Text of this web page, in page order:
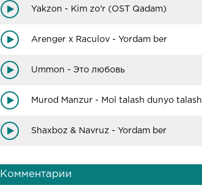
Yakzon - Kim zo'r (OST Qadam)
Arenger x Raculov - Yordam ber
Ummon - Это любовь
Murod Manzur - Mol talash dunyo talash
Shaxboz & Navruz - Yordam ber
Комментарии